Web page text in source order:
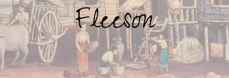
Fleeson